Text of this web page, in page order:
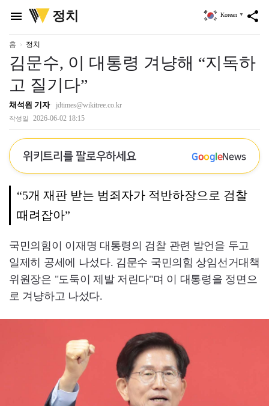
menu
위
키
정치 share
Korean ▼
홈 정치
김문수, 이 대통령 겨냥해 “지독하
고 질기다”
채석원 기자 jdtimes@wikitree.co.kr
작성일 2026-06-02 18:15
위키트리를 팔로우하세요 GoogleNews
“5개 재판 받는 범죄자가 적반하장으로 검찰
때려잡아”
국민의힘이 이재명 대통령의 검찰 관련 발언을 두고
일제히 공세에 나섰다. 김문수 국민의힘 상임선거대책
위원장은 "도둑이 제발 저린다"며 이 대통령을 정면으
로 겨냥하고 나섰다.